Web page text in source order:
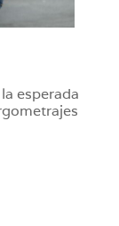
esperada